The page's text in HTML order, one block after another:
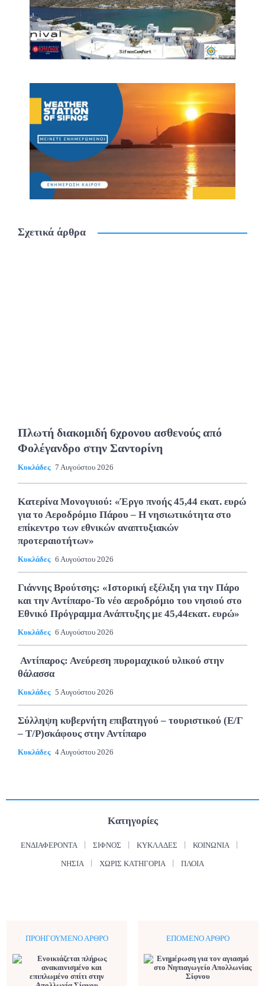
Σχετικά άρθρα
Πλωτή διακομιδή 6χρονου ασθενούς από
Φολέγανδρο στην Σαντορίνη
Κυκλάδες 7 Αυγούστου 2026
Κατερίνα Μονογυιού: «Έργο πνοής 45,44 εκατ. ευρώ
για το Αεροδρόμιο Πάρου – Η νησιωτικότητα στο
επίκεντρο των εθνικών αναπτυξιακών
προτεραιοτήτων»
Κυκλάδες 6 Αυγούστου 2026
Γιάννης Βρούτσης: «Ιστορική εξέλιξη για την Πάρο
και την Αντίπαρο-Το νέο αεροδρόμιο του νησιού στο
Εθνικό Πρόγραμμα Ανάπτυξης με 45,44εκατ. ευρώ»
Κυκλάδες 6 Αυγούστου 2026
Αντίπαρος: Ανεύρεση πυρομαχικού υλικού στην
θάλασσα
Κυκλάδες 5 Αυγούστου 2026
Σύλληψη κυβερνήτη επιβατηγού – τουριστικού (Ε/Γ
– Τ/Ρ)σκάφους στην Αντίπαρο
Κυκλάδες 4 Αυγούστου 2026
Κατηγορίες
ΕΝΔΙΑΦΈΡΟΝΤΑ ΣΊΦΝΟΣ ΚΥΚΛΆΔΕΣ ΚΟΙΝΩΝΊΑ
ΝΗΣΙΆ ΧΩΡΊΣ ΚΑΤΗΓΟΡΊΑ ΠΛΟΊΑ
ΠΡΟΗΓΟΎΜΕΝΟ ΆΡΘΡΟ ΕΠΌΜΕΝΟ ΆΡΘΡΟ